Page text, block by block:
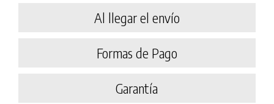
Al llegar el envío
Formas de Pago
Garantía